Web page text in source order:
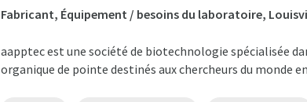
Fabricant, Équipement / besoins du laboratoire,
aapptec est une société de biotechnologie spécialisée
organique de pointe destinés aux chercheurs du monde